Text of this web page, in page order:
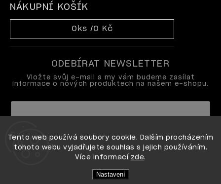
Tento web používá soubory cookie. Dalším procházením
tohoto webu vyjadřujete souhlas s jejich používáním.
Více informací zde.
Nastavení
NÁKUPNÍ KOŠÍK
0 ks /0 Kč
ODEBÍRAT NEWSLETTER
Vložte svůj e-mail a my vám budeme zasílat
informace o nových produktech na našem e-shopu.
podmínkami ochrany osobních údajů